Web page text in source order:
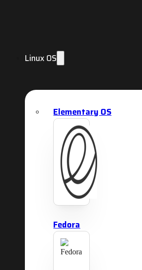
Linux OS
Elementary OS
Fedora